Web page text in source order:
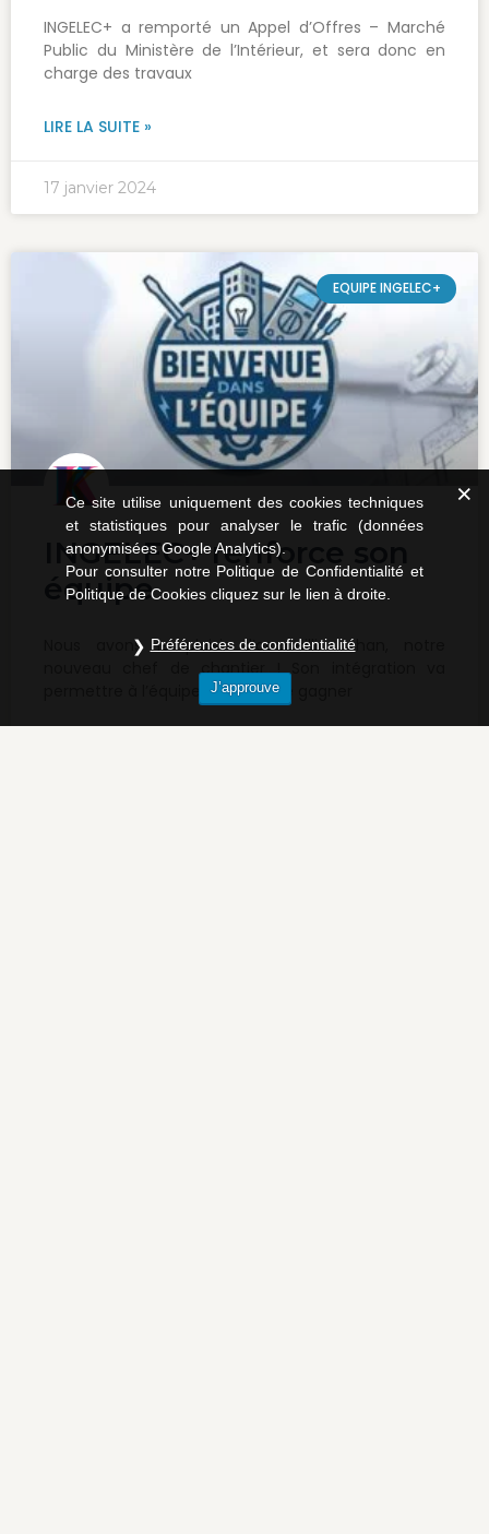
INGELEC+ a remporté un Appel d’Offres – Marché
Public du Ministère de l’Intérieur, et sera donc en
charge des travaux
LIRE LA SUITE »
17 janvier 2024
EQUIPE INGELEC+
INGELEC+ renforce son
équipe
Nous avons le plaisir d’accueillir Johan, notre
nouveau chef de chantier ! Son intégration va
permettre à l’équipe chantier de gagner
Ce site utilise uniquement des cookies techniques
et statistiques pour analyser le trafic (données
anonymisées Google Analytics).
Pour consulter notre Politique de Confidentialité et
Politique de Cookies cliquez sur le lien à droite.
Préférences de confidentialité
J’approuve